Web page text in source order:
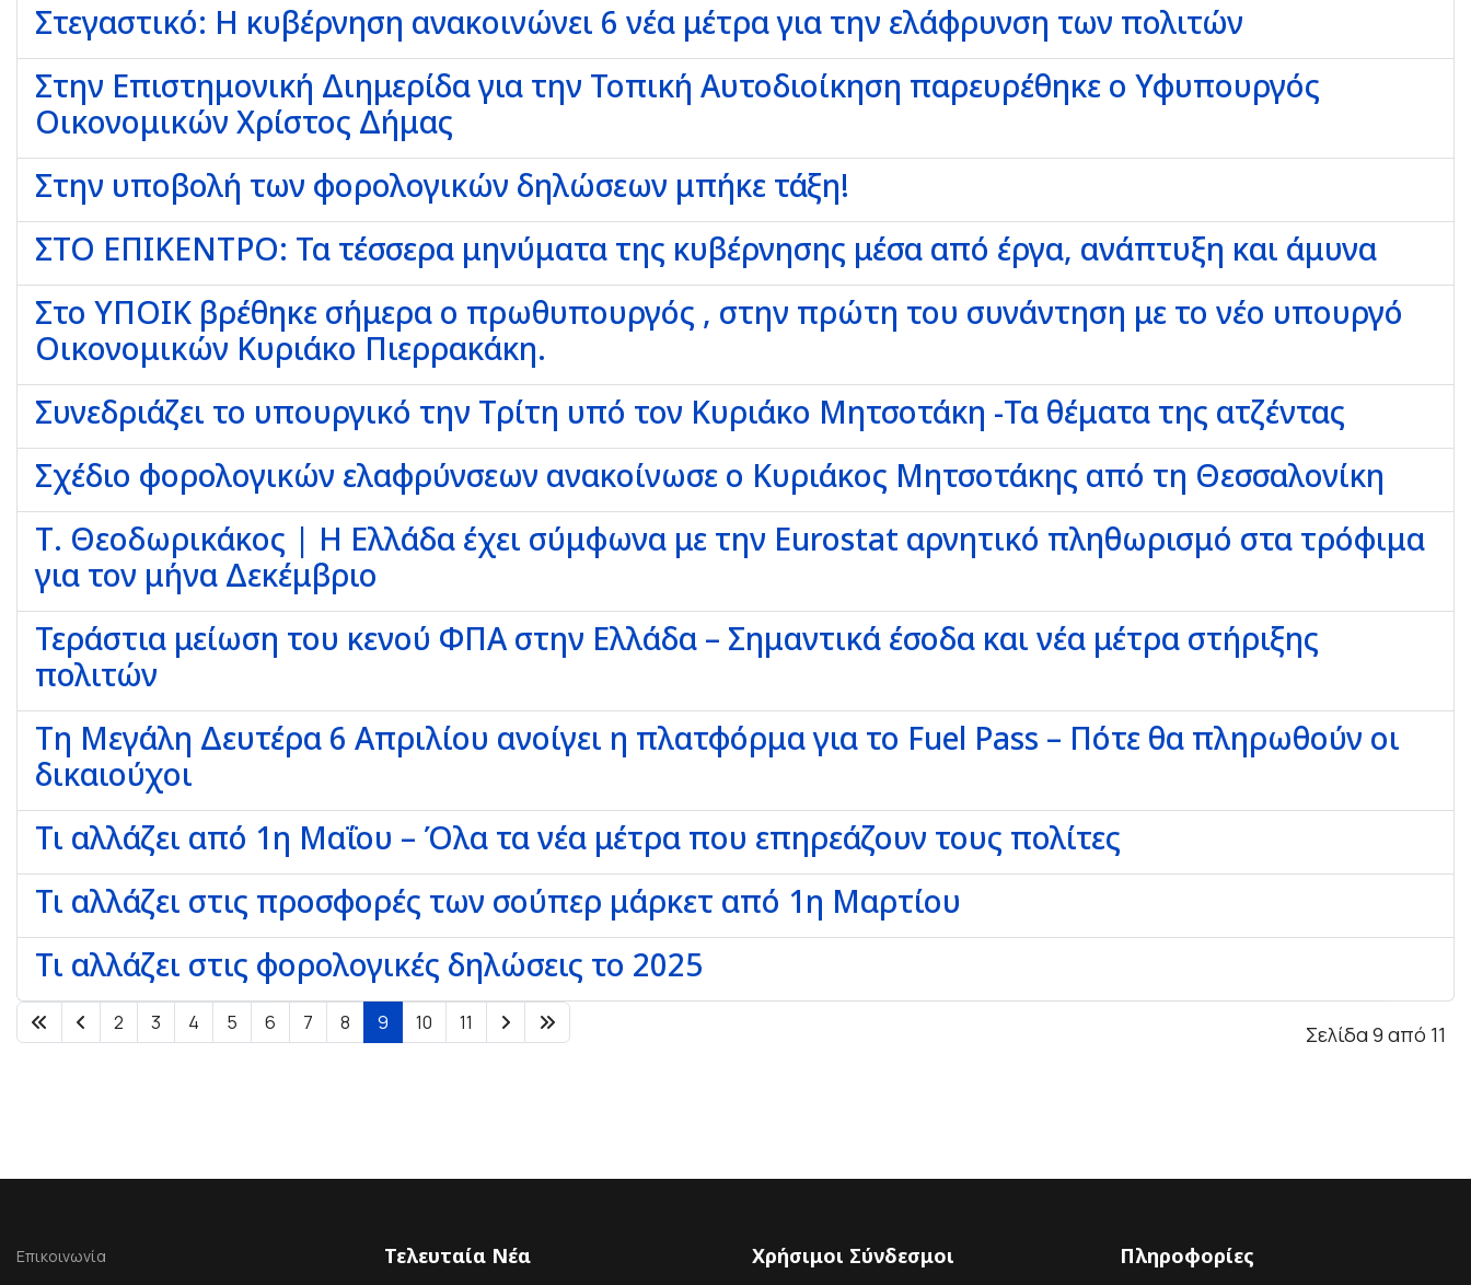
Στεγαστικό: Η κυβέρνηση ανακοινώνει 6 νέα μέτρα για την ελάφρυνση των πολιτών
Στην Επιστημονική Διημερίδα για την Τοπική Αυτοδιοίκηση παρευρέθηκε ο Υφυπουργός
Οικονομικών Χρίστος Δήμας
Στην υποβολή των φορολογικών δηλώσεων μπήκε τάξη!
ΣΤΟ ΕΠΙΚΕΝΤΡΟ: Τα τέσσερα μηνύματα της κυβέρνησης μέσα από έργα, ανάπτυξη και άμυνα
Στο ΥΠΟΙΚ βρέθηκε σήμερα ο πρωθυπουργός , στην πρώτη του συνάντηση με το νέο υπουργό
Οικονομικών Κυριάκο Πιερρακάκη.
Συνεδριάζει το υπουργικό την Τρίτη υπό τον Κυριάκο Μητσοτάκη -Τα θέματα της ατζέντας
Σχέδιο φορολογικών ελαφρύνσεων ανακοίνωσε ο Κυριάκος Μητσοτάκης από τη Θεσσαλονίκη
Τ. Θεοδωρικάκος | Η Ελλάδα έχει σύμφωνα με την Eurostat αρνητικό πληθωρισμό στα τρόφιμα
για τον μήνα Δεκέμβριο
Τεράστια μείωση του κενού ΦΠΑ στην Ελλάδα – Σημαντικά έσοδα και νέα μέτρα στήριξης
πολιτών
Τη Μεγάλη Δευτέρα 6 Απριλίου ανοίγει η πλατφόρμα για το Fuel Pass – Πότε θα πληρωθούν οι
δικαιούχοι
Τι αλλάζει από 1η Μαΐου – Όλα τα νέα μέτρα που επηρεάζουν τους πολίτες
Τι αλλάζει στις προσφορές των σούπερ μάρκετ από 1η Μαρτίου
Τι αλλάζει στις φορολογικές δηλώσεις το 2025
Σελίδα 9 από 11
2 3 4 5 6 7 8 9 10 11
Επικοινωνία
Τελευταία Νέα Χρήσιμοι Σύνδεσμοι Πληροφορίες